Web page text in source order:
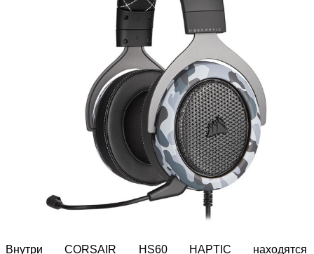
Внутри CORSAIR HS60 HAPTIC находятся